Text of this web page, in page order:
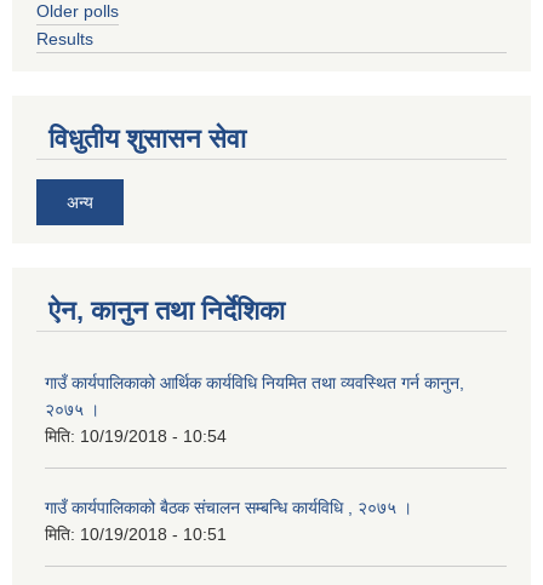
Older polls
Results
विधुतीय शुसासन सेवा
अन्य
ऐन, कानुन तथा निर्देशिका
गाउँ कार्यपालिकाको आर्थिक कार्यविधि नियमित तथा व्यवस्थित गर्न कानुन,
२०७५ ।
मिति: 10/19/2018 - 10:54
गाउँ कार्यपालिकाको बैठक संचालन सम्बन्धि कार्यविधि , २०७५ ।
मिति: 10/19/2018 - 10:51